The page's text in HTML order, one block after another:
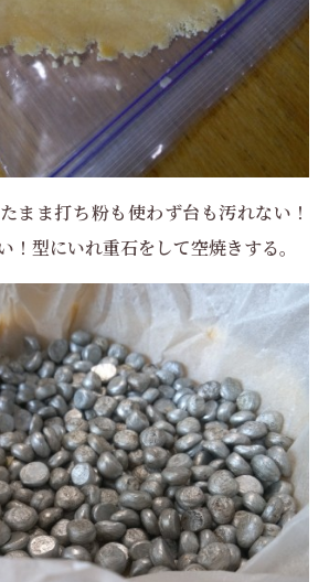
まま打ち粉も使わず台も汚れない！
！型にいれ重石をして空焼きする。